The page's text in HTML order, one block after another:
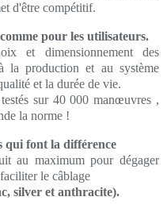
d'être compétitif.
pour les utilisateurs.
et dimensionnement des
production et au système
et la durée de vie.
sur 40 000 manœuvres ,
la norme !
qui font la différence
au maximum pour dégager
le câblage
silver et anthracite).